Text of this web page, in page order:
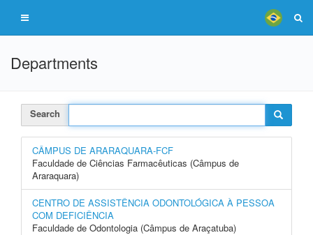
Departments
Search
CÂMPUS DE ARARAQUARA-FCF
Faculdade de Ciências Farmacêuticas (Câmpus de
Araraquara)
CENTRO DE ASSISTÊNCIA ODONTOLÓGICA À PESSOA
COM DEFICIÊNCIA
Faculdade de Odontologia (Câmpus de Araçatuba)